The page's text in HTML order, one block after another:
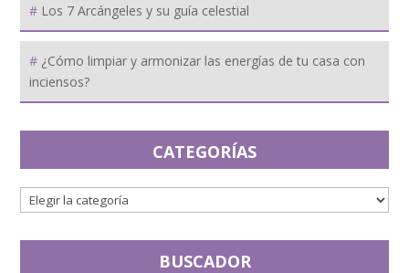
Los 7 Arcángeles y su guía celestial
¿Cómo limpiar y armonizar las energías de tu casa con
inciensos?
CATEGORÍAS
BUSCADOR